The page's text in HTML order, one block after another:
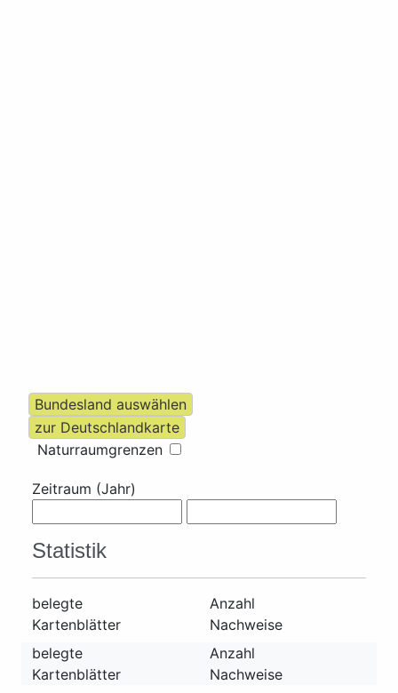
Naturraumgrenzen
Zeitraum (Jahr)
Statistik
belegte
Kartenblätter
Anzahl
Nachweise
belegte
Kartenblätter
Anzahl
Nachweise